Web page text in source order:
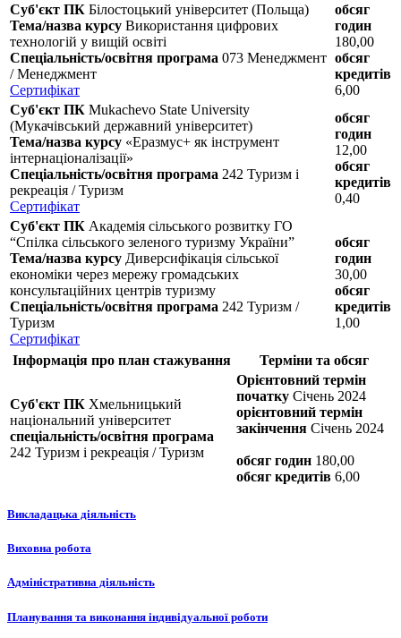
Суб'єкт ПК Білостоцький університет (Польща)
Тема/назва курсу Використання цифрових
технологій у вищій освіті
Спеціальність/освітня програма 073 Менеджмент
/ Менеджмент
Сертифікат
обсяг
годин
180,00
обсяг
кредитів
6,00
Суб'єкт ПК Mukachevo State University
(Мукачівський державний університет)
Тема/назва курсу «Еразмус+ як інструмент
інтернаціоналізації»
Спеціальність/освітня програма 242 Туризм і
рекреація / Туризм
Сертифікат
обсяг
годин
12,00
обсяг
кредитів
0,40
Суб'єкт ПК Академія сільського розвитку ГО
“Спілка сільського зеленого туризму України”
Тема/назва курсу Диверсифікація сільської
економіки через мережу громадських
консультаційних центрів туризму
Спеціальність/освітня програма 242 Туризм /
Туризм
Сертифікат
обсяг
годин
30,00
обсяг
кредитів
1,00
Інформація про план стажування Терміни та обсяг
Суб'єкт ПК Хмельницький
національний університет
спеціальність/освітня програма
242 Туризм і рекреація / Туризм
Орієнтовний термін
початку Січень 2024
орієнтовний термін
закінчення Січень 2024
обсяг годин 180,00
обсяг кредитів 6,00
Викладацька діяльність
Виховна робота
Адміністративна діяльність
Планування та виконання індивідуальної роботи